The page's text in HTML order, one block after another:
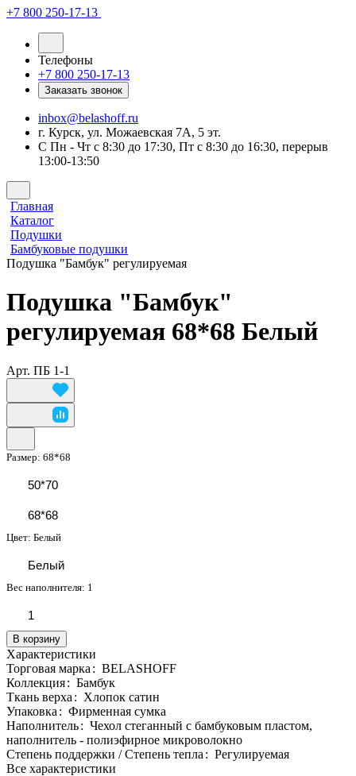
+7 800 250-17-13
Телефоны
+7 800 250-17-13
Заказать звонок
inbox@belashoff.ru
г. Курск, ул. Можаевская 7А, 5 эт.
C Пн - Чт с 8:30 до 17:30, Пт с 8:30 до 16:30, перерыв
13:00-13:50
Главная
Каталог
Подушки
Бамбуковые подушки
Подушка "Бамбук" регулируемая
Подушка "Бамбук"
регулируемая 68*68 Белый
Арт. ПБ 1-1
Размер: 68*68
50*70
68*68
Цвет: Белый
Белый
Вес наполнителя: 1
1
В корзину
Характеристики
Торговая марка : BELASHOFF
Коллекция: Бамбук
Ткань верха : Хлопок сатин
Упаковка : Фирменная сумка
Наполнитель: Чехол стеганный с бамбуковым пластом,
наполнитель - полиэфирное микроволокно
Степень поддержки / Степень тепла : Регулируемая
Все характеристики